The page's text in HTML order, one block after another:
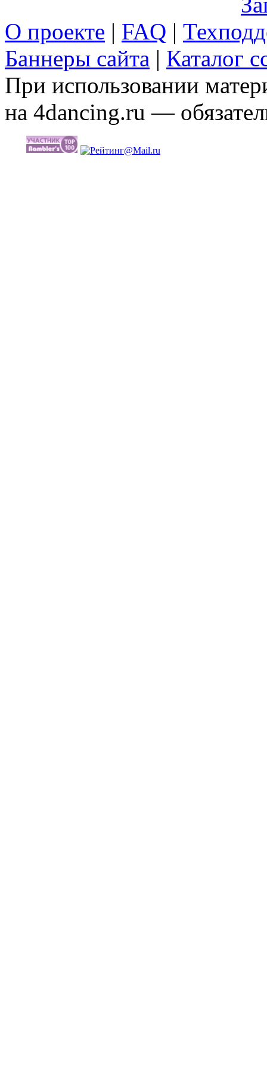
О проекте | FAQ |
Баннеры сайта | Каталог
При использовании
на 4dancing.ru —